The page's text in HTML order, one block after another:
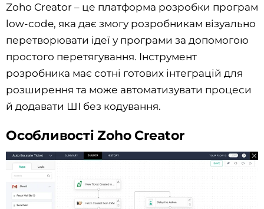
Zoho Creator – це платформа розробки програм
low-code, яка дає змогу розробникам візуально
перетворювати ідеї у програми за допомогою
простого перетягування. Інструмент
розробника має сотні готових інтеграцій для
розширення та може автоматизувати процеси
й додавати ШІ без кодування.
Особливості Zoho Creator